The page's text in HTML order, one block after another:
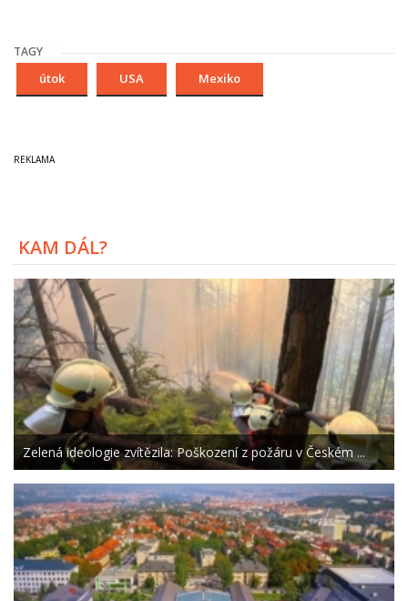
TAGY
útok USA Mexiko
KAM DÁL?
Zelená ideologie zvítězila: Poškození z požáru v Českém ...